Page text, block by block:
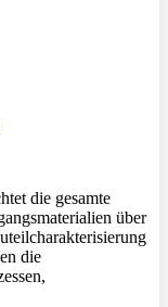
die gesamte
über
die